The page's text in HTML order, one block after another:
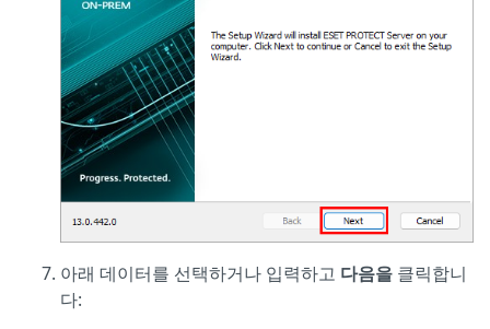
아래 데이터를 선택하거나 입력하고 다음을 클릭합니
다: